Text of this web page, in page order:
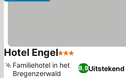
Hotel Engel3 Sterren
8,9Uitstekend
Familiehotel in het
Bregenzerwald